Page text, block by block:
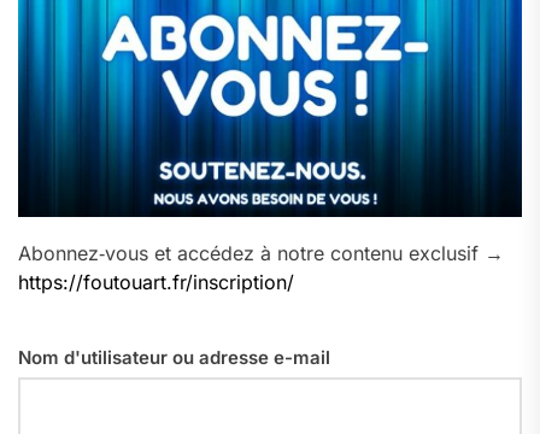
Abonnez‑vous et accédez à notre contenu exclusif →
https://foutouart.fr/inscription/
Nom d'utilisateur ou adresse e-mail